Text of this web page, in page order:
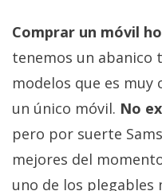
El medio de
digital donde
encontrarás
todas las
noticias sobre
tecnología,
móviles,
Comprar un móvil
tenemos un abanico
modelos que es muy
un único móvil. No
pero por suerte
mejores del
uno de los plegables